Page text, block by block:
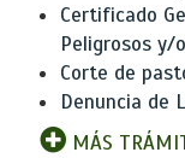
Certificado
Peligrosos y/
Corte de
Denuncia de
MÁS